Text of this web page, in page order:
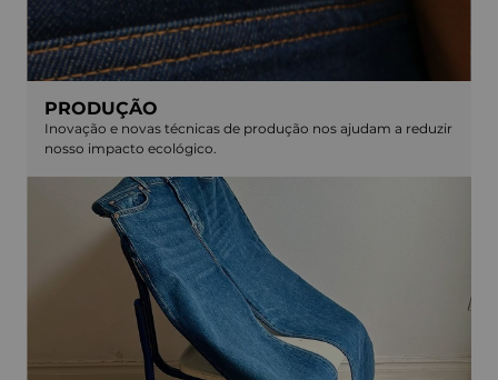
PRODUÇÃO
Inovação e novas técnicas de produção nos ajudam a reduzir
nosso impacto ecológico.